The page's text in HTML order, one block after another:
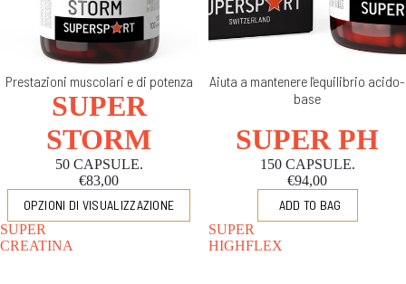
Prestazioni muscolari e di potenza
SUPER
STORM
50 CAPSULE.
€83,00
OPZIONI DI VISUALIZZAZIONE
Aiuta a mantenere l'equilibrio acido-
base
SUPER PH
150 CAPSULE.
€94,00
SUPER
CREATINA
SUPER
HIGHFLEX